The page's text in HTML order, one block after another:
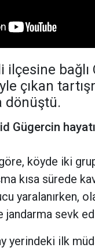
bağlı
çıkan
dönüştü.
Gügercin
köyde iki
kısa sürede
yaralanırken,
jandarma sevk
yerindeki ilk